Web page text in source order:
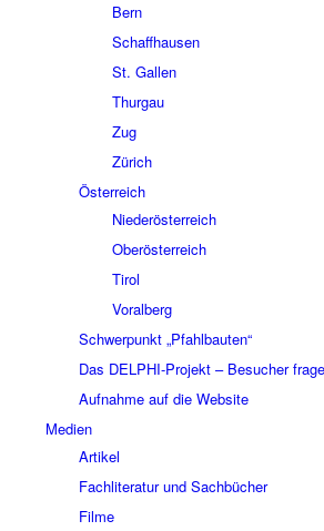
Bern
Schaffhausen
St. Gallen
Thurgau
Zug
Zürich
Österreich
Niederösterreich
Oberösterreich
Tirol
Voralberg
Schwerpunkt „Pfahlbauten“
Das DELPHI-Projekt – Besucher
Aufnahme auf die Website
Medien
Artikel
Fachliteratur und Sachbücher
Filme